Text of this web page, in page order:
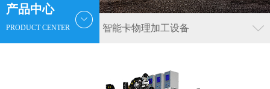
产品中心
PRODUCT CENTER 智能卡物理加工设备